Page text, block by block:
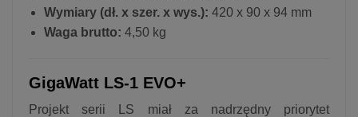
Wymiary (dł. x szer. x wys.): 420 x 90 x 94 mm
Waga brutto: 4,50 kg
GigaWatt LS-1 EVO+
Projekt serii LS miał za nadrzędny priorytet